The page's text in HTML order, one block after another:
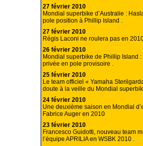
27 février 2010
Mondial superbike d’Australie :
pole position à Phillip Island .
27 février 2010
Régis Laconi ne roulera pas en
26 février 2010
Mondial superbike de Phillip Island :
privée en pole provisoire .
25 février 2010
Le team officiel « Yamaha
doute à la veille du Mondial
24 février 2010
Une deuxième saison en Mondial
Fabrice Auger en 2010
23 février 2010
Francesco Guidotti, nouveau team
l’équipe APRILIA en WSBK 2010 .